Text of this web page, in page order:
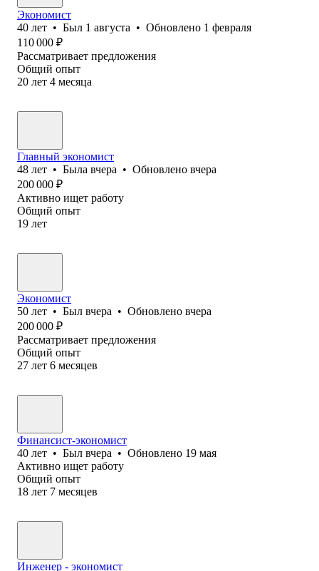
Экономист
40 лет • Был 1 августа • Обновлено 1 февраля
110 000 ₽
Рассматривает предложения
Общий опыт
20 лет 4 месяца
Главный экономист
48 лет • Была вчера • Обновлено вчера
200 000 ₽
Активно ищет работу
Общий опыт
19 лет
Экономист
50 лет • Был вчера • Обновлено вчера
200 000 ₽
Рассматривает предложения
Общий опыт
27 лет 6 месяцев
Финансист-экономист
40 лет • Был вчера • Обновлено 19 мая
Активно ищет работу
Общий опыт
18 лет 7 месяцев
Инженер - экономист